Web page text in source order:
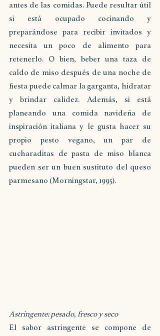
antes de las comidas. Puede resultar útil
si está ocupado cocinando y
preparándose para recibir invitados y
necesita un poco de alimento para
retenerlo. O bien, beber una taza de
caldo de miso después de una noche de
fiesta puede calmar la garganta, hidratar
y brindar calidez. Además, si está
planeando una comida navideña de
inspiración italiana y le gusta hacer su
propio pesto vegano, un par de
cucharaditas de pasta de miso blanca
pueden ser un buen sustituto del queso
parmesano (Morningstar, 1995).
Astringente: pesado, fresco y seco
El sabor astringente se compone de